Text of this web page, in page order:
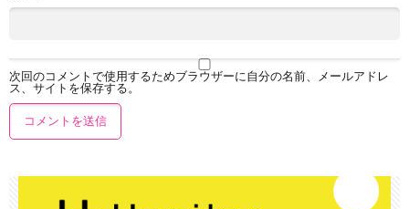
次回のコメントで使用するためブラウザーに自分の名前、メールアドレ
ス、サイトを保存する。